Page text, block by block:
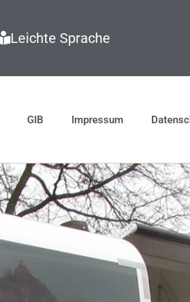
Leichte Sprache
GIB Impressum